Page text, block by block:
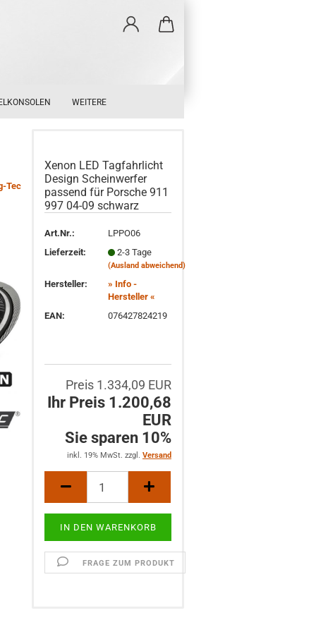
WEITERE
Tec
Xenon LED Tagfahrlicht
Design Scheinwerfer
passend für Porsche 911
997 04-09 schwarz
Art.Nr.:
LPPO06
Lieferzeit:
2-3 Tage
(Ausland abweichend)
Hersteller:
» Info -
Hersteller «
EAN:
076427824219
Preis 1.334,09 EUR
Ihr Preis 1.200,68
EUR
Sie sparen 10%
inkl. 19% MwSt. zzgl. Versand
FRAGE ZUM PRODUKT